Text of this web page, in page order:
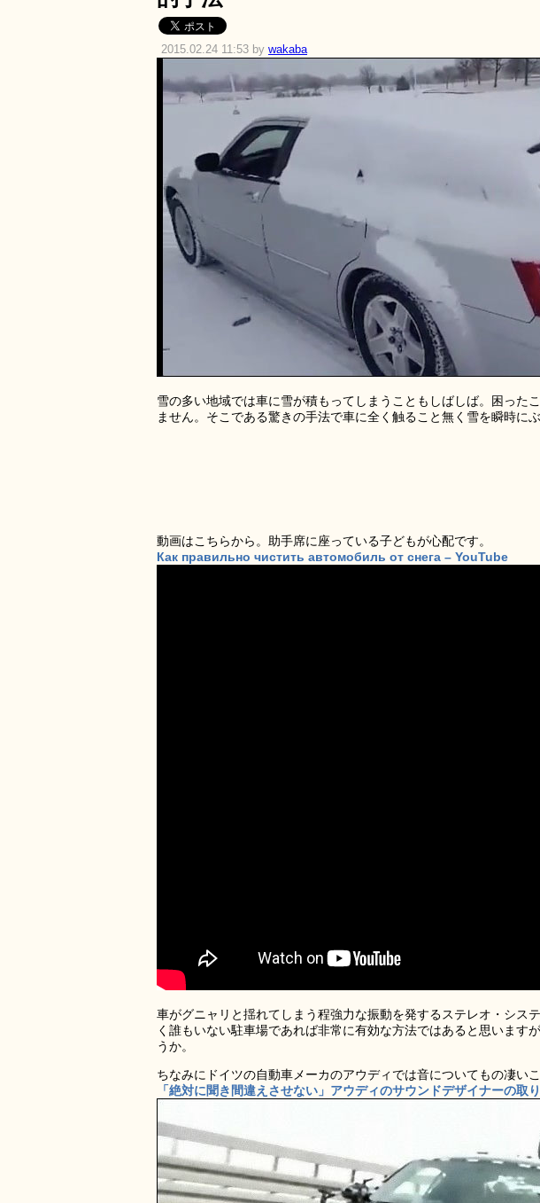
2015.02.24 11:53 by wakaba
雪の多い地域では車に雪が積もってしまうこともしばしば。困った
ません。そこである驚きの手法で車に全く触ること無く雪を瞬時に
動画はこちらから。助手席に座っている子どもが心配です。
Как правильно чистить автомобиль от снега – YouTube
車がグニャリと揺れてしまう程強力な振動を発するステレオ・シス
く誰もいない駐車場であれば非常に有効な方法ではあると思います
うか。
ちなみにドイツの自動車メーカのアウディでは音についてもの凄い
「絶対に聞き間違えさせない」アウディのサウンドデザイナーの取